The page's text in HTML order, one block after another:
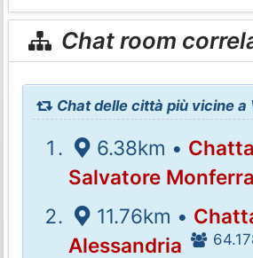
Chat room
Chat delle città più vicine a
6.38km •
Salvatore
11.76km •
Alessandria